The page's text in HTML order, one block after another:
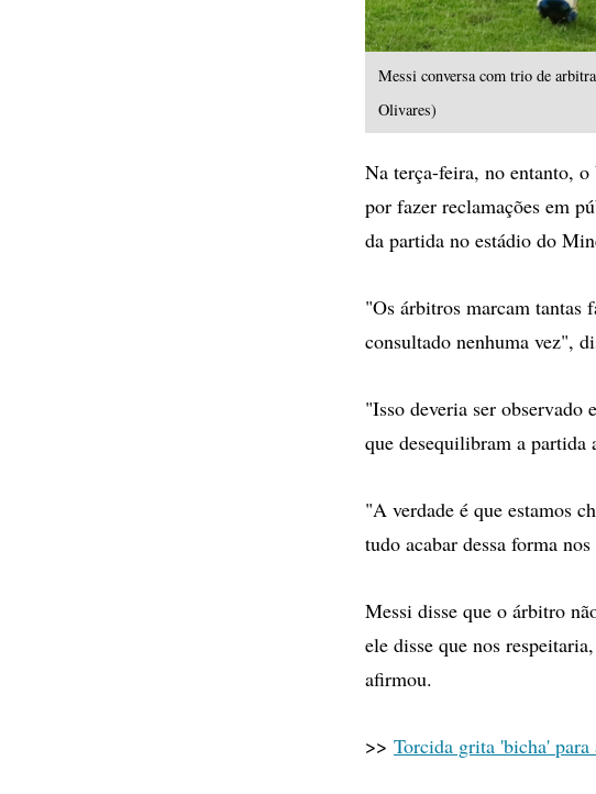
Messi conversa com trio de
Olivares)
Na terça-feira, no entanto,
por fazer reclamações em
da partida no estádio do
"Os árbitros marcam tantas
consultado nenhuma vez",
"Isso deveria ser observado
que desequilibram a partida
"A verdade é que estamos
tudo acabar dessa forma
Messi disse que o árbitro
ele disse que nos
afirmou.
>> Torcida grita 'bicha'